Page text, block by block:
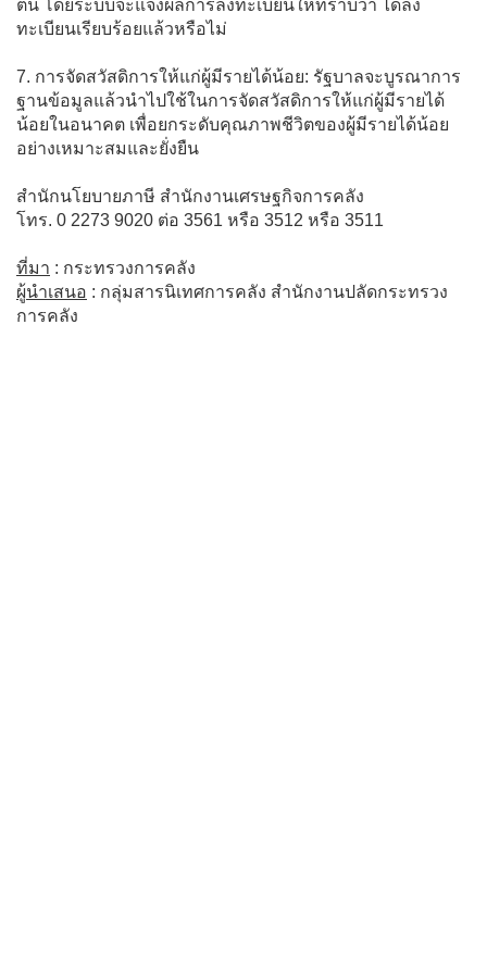
ตน โดยระบบจะแจ้งผลการลงทะเบียนให้ทราบว่า ได้ลง
ทะเบียนเรียบร้อยแล้วหรือไม่
7. การจัดสวัสดิการให้แก่ผู้มีรายได้น้อย: รัฐบาลจะบูรณาการ
ฐานข้อมูลแล้วนำไปใช้ในการจัดสวัสดิการให้แก่ผู้มีรายได้
น้อยในอนาคต เพื่อยกระดับคุณภาพชีวิตของผู้มีรายได้น้อย
อย่างเหมาะสมและยั่งยืน
สำนักนโยบายภาษี สำนักงานเศรษฐกิจการคลัง
โทร. 0 2273 9020 ต่อ 3561 หรือ 3512 หรือ 3511
ที่มา : กระทรวงการคลัง
ผู้นำเสนอ : กลุ่มสารนิเทศการคลัง สำนักงานปลัดกระทรวง
การคลัง